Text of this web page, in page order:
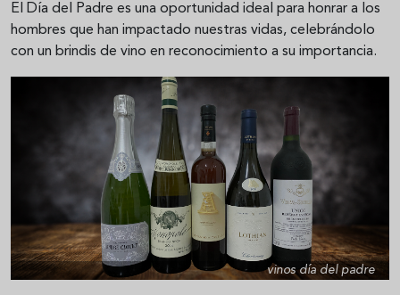
El Día del Padre es una oportunidad ideal para honrar a los
hombres que han impactado nuestras vidas, celebrándolo
con un brindis de vino en reconocimiento a su importancia.
vinos día del padre